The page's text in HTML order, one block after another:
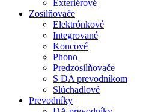
Exteriérové
Zosilňovače
Elektrónkové
Integrované
Koncové
Phono
Predzosilňovače
S DA prevodníkom
Slúchadlové
Prevodníky